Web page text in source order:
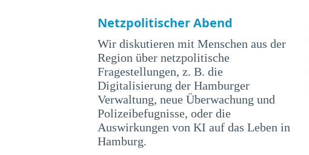
Netzpolitischer Abend
Wir diskutieren mit Menschen aus der
Region über netzpolitische
Fragestellungen, z. B. die
Digitalisierung der Hamburger
Verwaltung, neue Überwachung und
Polizeibefugnisse, oder die
Auswirkungen von KI auf das Leben in
Hamburg.